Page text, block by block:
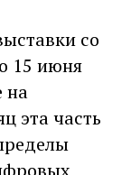
со
15 июня
на
эта часть